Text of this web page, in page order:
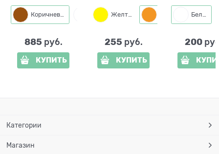
Коричневый
885 руб.
КУПИТЬ
Желтый
255 руб.
КУПИТЬ
Белый
200
Категории
Магазин